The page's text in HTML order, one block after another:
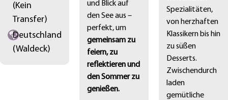
(Kein
Transfer)
Deutschland
(Waldeck)
und Blick auf
den See aus –
perfekt, um
gemeinsam zu
feiern, zu
reflektieren und
den Sommer zu
genießen.
Spezialitäten,
von herzhaften
Klassikern bis hin
zu süßen
Desserts.
Zwischendurch
laden
gemütliche